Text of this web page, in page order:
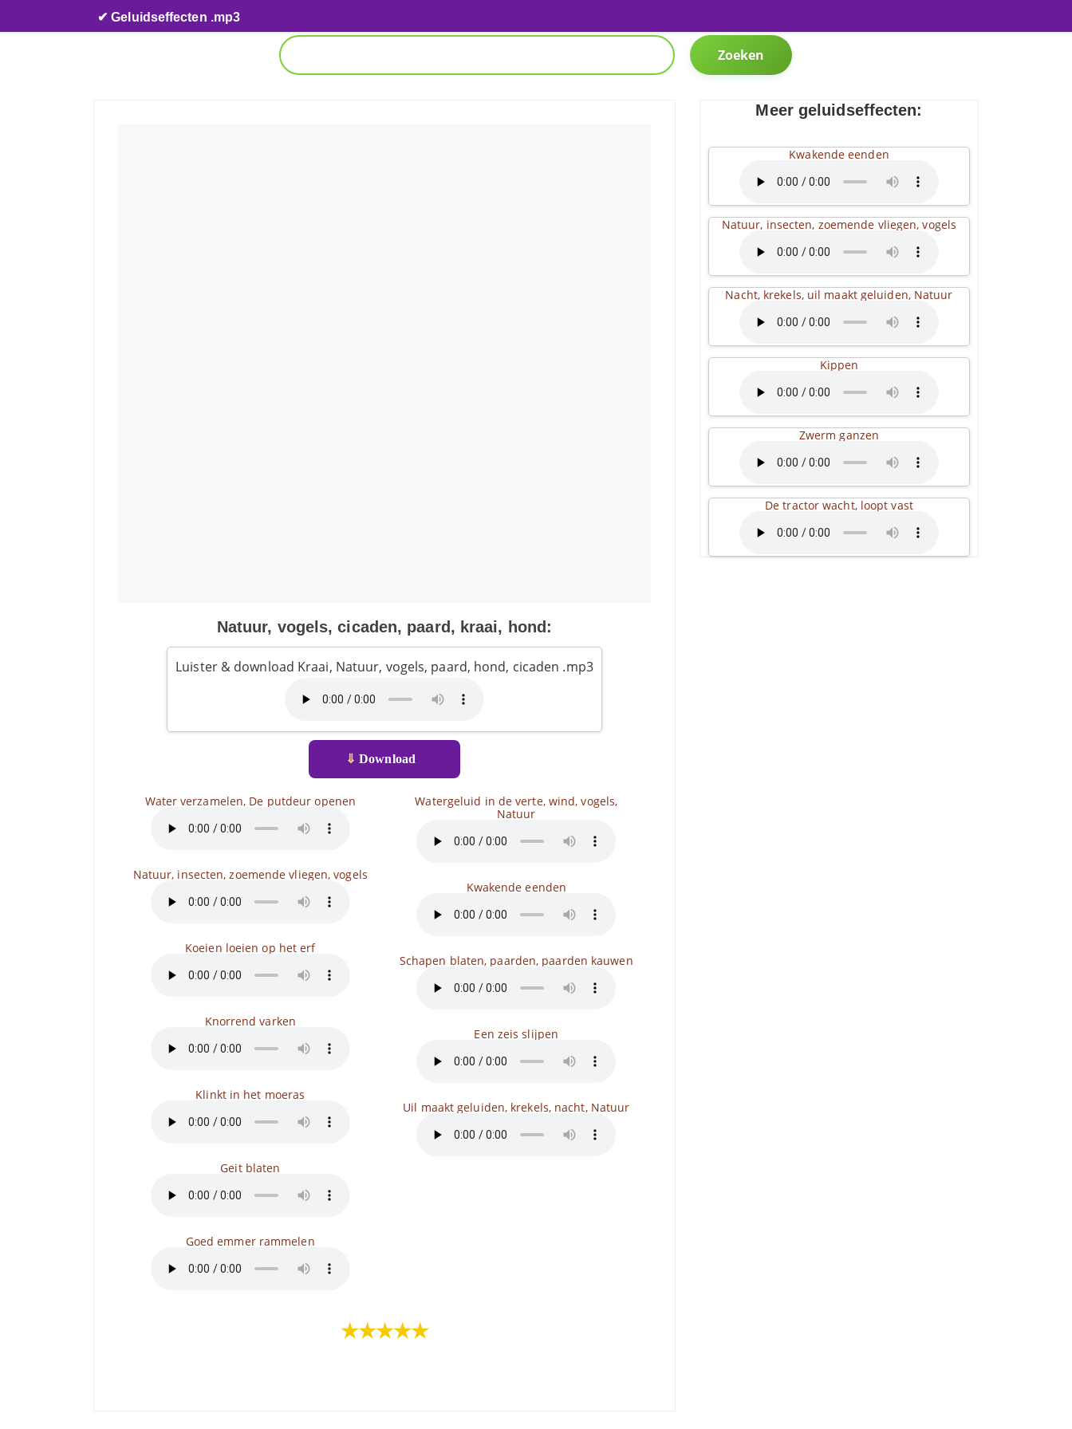
✔ Geluidseffecten .mp3
Zoeken
Natuur, vogels, cicaden, paard, kraai, hond:
Luister & download Kraai, Natuur, vogels, paard, hond, cicaden .mp3
⇓ Download
Water verzamelen, De putdeur openen
Natuur, insecten, zoemende vliegen, vogels
Koeien loeien op het erf
Knorrend varken
Klinkt in het moeras
Geit blaten
Goed emmer rammelen
Watergeluid in de verte, wind, vogels,
Natuur
Kwakende eenden
Schapen blaten, paarden, paarden kauwen
Een zeis slijpen
Uil maakt geluiden, krekels, nacht, Natuur
★★★★★
Meer geluidseffecten:
Kwakende eenden
Natuur, insecten, zoemende vliegen, vogels
Nacht, krekels, uil maakt geluiden, Natuur
Kippen
Zwerm ganzen
De tractor wacht, loopt vast